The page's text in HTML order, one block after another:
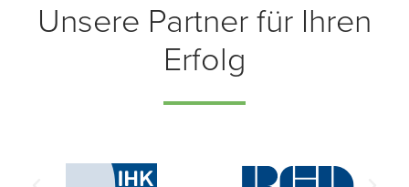
Unsere Partner für Ihren
Erfolg